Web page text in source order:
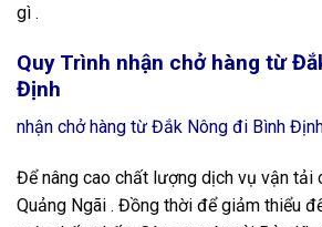
gì .
Quy Trình nhận chở hàng từ
Định
nhận chở hàng từ Đắk Nông đi Bình
Để nâng cao chất lượng dịch vụ vận tải
Quảng Ngãi . Đồng thời để giảm thiểu